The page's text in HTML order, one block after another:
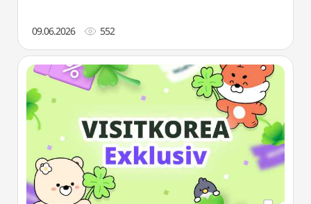
09.06.2026 552